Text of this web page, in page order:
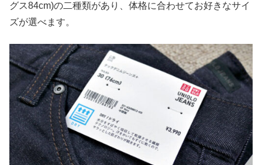
グス84cm)の二種類があり、体格に合わせてお好きなサイ
ズが選べます。